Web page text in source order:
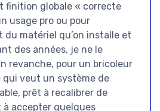
finition globale « correcte
usage pro ou pour
du matériel qu’on installe et
des années, je ne le
revanche, pour un bricoleur
qui veut un système de
prêt à recalibrer de
à accepter quelques